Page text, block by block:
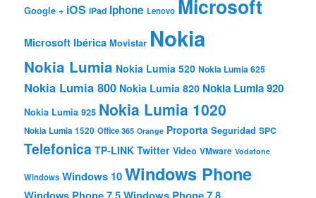
Google + iOS iPad Iphone Lenovo Microsoft
Microsoft Ibérica Movistar Nokia
Nokia Lumia Nokia Lumia 520 Nokia Lumia 625
Nokia Lumia 800 Nokia Lumia 820 Nokia Lumia 920
Nokia Lumia 925 Nokia Lumia 1020
Nokia Lumia 1520 Office 365 Orange Proporta Seguridad SPC
Telefonica TP-LINK Twitter Video VMware Vodafone
Windows Windows 10Windows Phone